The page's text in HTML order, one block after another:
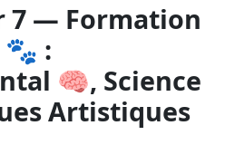
7 — Formation
:
🧠, Science
Artistiques